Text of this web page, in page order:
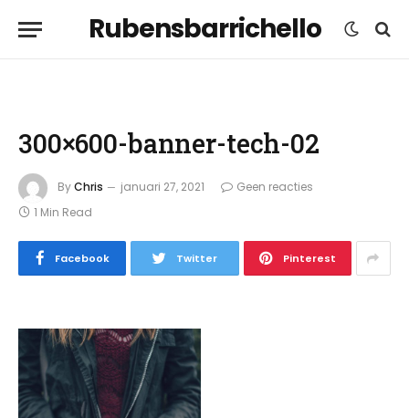
Rubensbarrichello
300×600-banner-tech-02
ByChris januari 27, 2021
Geen reacties
1 Min Read
Facebook Twitter Pinterest